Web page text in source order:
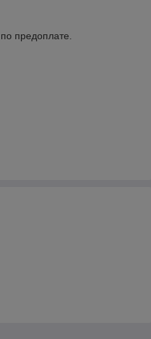
предоплате.